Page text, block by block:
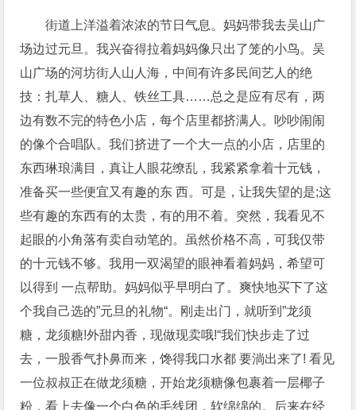
街道上洋溢着浓浓的节日气息。妈妈带我去吴山广
场边过元旦。我兴奋得拉着妈妈像只出了笼的小鸟。吴
山广场的河坊街人山人海，中间有许多民间艺人的绝
技：扎草人、糖人、铁丝工具……总之是应有尽有，两
边有数不完的特色小店，每个店里都挤满人。吵吵闹闹
的像个合唱队。我们挤进了一个大一点的小店，店里的
东西琳琅满目，真让人眼花缭乱，我紧紧拿着十元钱，
准备买一些便宜又有趣的东 西。可是，让我失望的是;这
些有趣的东西有的太贵，有的用不着。突然，我看见不
起眼的小角落有卖自动笔的。虽然价格不高，可我仅带
的十元钱不够。我用一双渴望的眼神看着妈妈，希望可
以得到 一点帮助。妈妈似乎早明白了。爽快地买下了这
个我自己选的”元旦的礼物“。刚走出门，就听到”龙须
糖，龙须糖!外甜内香，现做现卖哦!“我们快步走了过
去，一股香气扑鼻而来，馋得我口水都 要淌出来了! 看见
一位叔叔正在做龙须糖，开始龙须糖像包裹着一层椰子
粉，看上去像一个白色的毛线团，软绵绵的。后来在经